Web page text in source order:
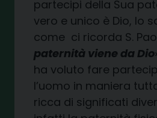
partecipi della Sua
vero e unico è Dio, lo
come ci ricorda S.
paternità viene da Dio
ha voluto fare
l’uomo in maniera
ricca di significati